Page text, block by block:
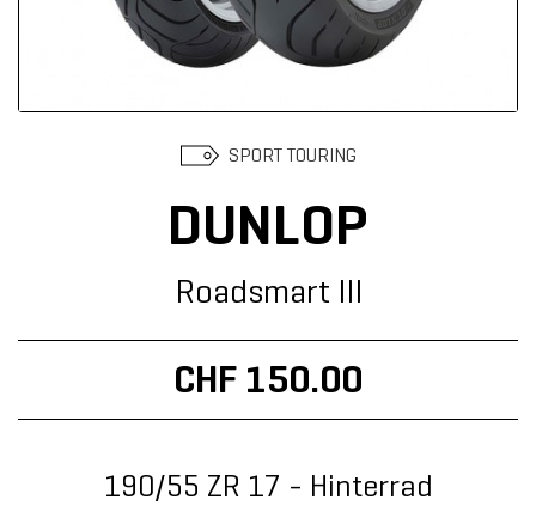
SPORT TOURING
DUNLOP
Roadsmart III
CHF 150.00
190/55 ZR 17 - Hinterrad